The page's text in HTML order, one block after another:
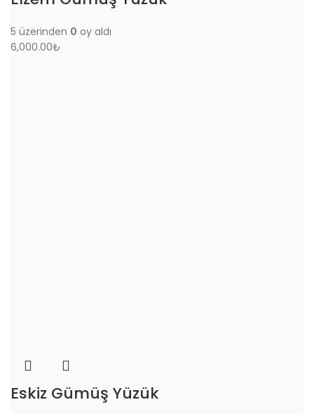
5 üzerinden 0 oy aldı
6,000.00₺
Eskiz Gümüş Yüzük